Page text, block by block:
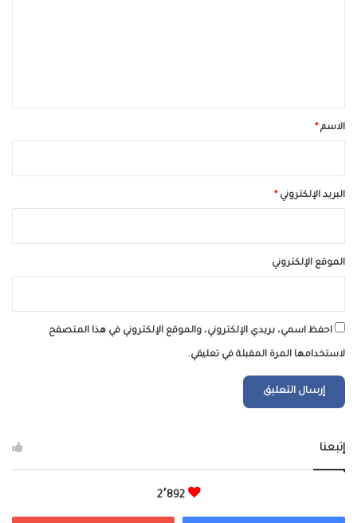
*الاسم *
البريد الإلكتروني *
الموقع الإلكتروني
احفظ اسمي، بريدي الإلكتروني، والموقع الإلكتروني في هذا المتصفح
لاستخدامها المرة المقبلة في تعليقي.
إتبعنا
2٬892